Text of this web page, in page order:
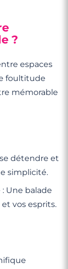
?
espaces
foultitude
mémorable
détendre et
simplicité.
Une balade
vos esprits.